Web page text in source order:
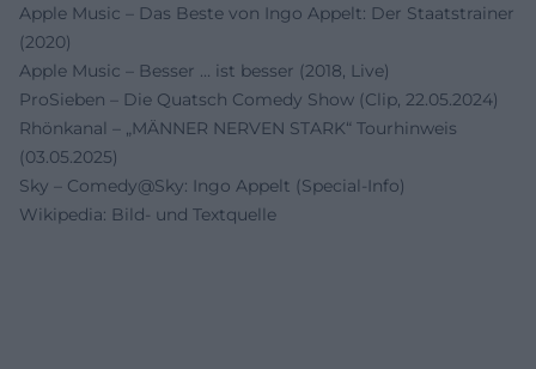
Apple Music – Das Beste von Ingo Appelt: Der Staatstrainer
(2020)
Apple Music – Besser … ist besser (2018, Live)
ProSieben – Die Quatsch Comedy Show (Clip, 22.05.2024)
Rhönkanal – „MÄNNER NERVEN STARK“ Tourhinweis
(03.05.2025)
Sky – Comedy@Sky: Ingo Appelt (Special‑Info)
Wikipedia: Bild- und Textquelle